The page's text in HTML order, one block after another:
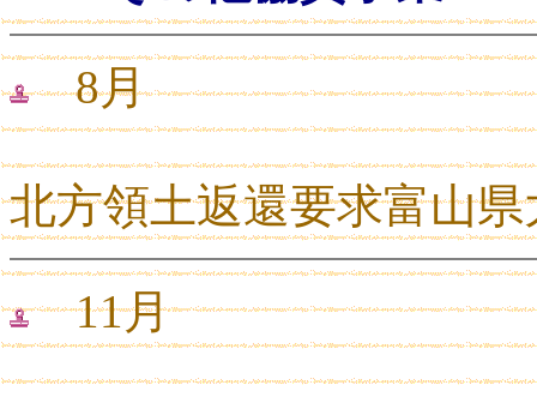
8月
北方領土返還要求富山県
11月